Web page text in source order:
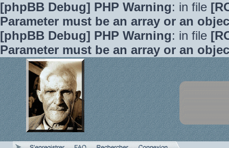
[phpBB Debug] PHP Warning: in file
Parameter must be an array or an
[phpBB Debug] PHP Warning: in file
Parameter must be an array or an